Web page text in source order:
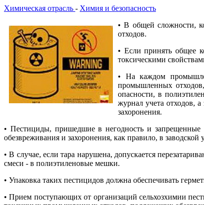
Химическая отрасль - Химия и безопасность
• В общей сложности,
отходов.
• Если принять общее
токсическими
• На каждом
промышленных
опасности, в
журнал учета отходов,
захоронения.
• Пестициды, пришедшие в негодность и запрещенные
обезвреживания и захоронения, как правило, в заводской
• В случае, если тара нарушена, допускается
смеси - в полиэтиленовые мешки.
• Упаковка таких пестицидов должна обеспечивать
• Прием поступающих от организаций сельхозхимии